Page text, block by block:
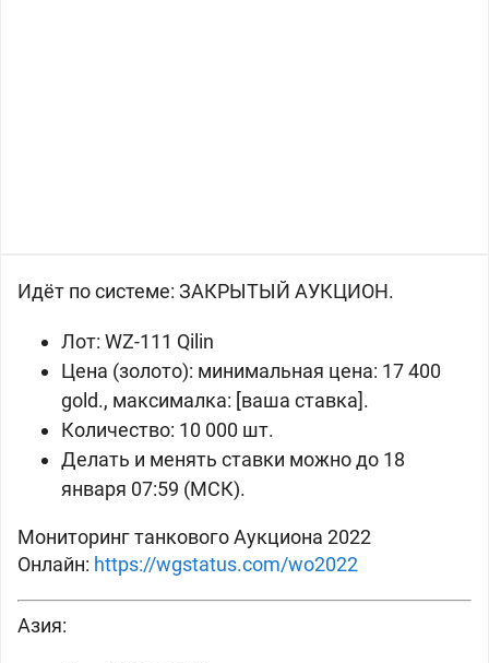
Идёт по системе: ЗАКРЫТЫЙ АУКЦИОН.
Лот: WZ-111 Qilin
Цена (золото): минимальная цена: 17 400
gold., максималка: [ваша ставка].
Количество: 10 000 шт.
Делать и менять ставки можно до 18
января 07:59 (МСК).
Мониторинг танкового Аукциона 2022
Онлайн: https://wgstatus.com/wo2022
Азия: